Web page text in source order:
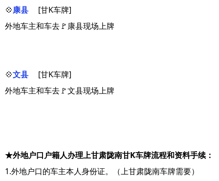
💠康县
[甘K车牌]
外地车主和车去🚩康县现场上牌
💠文县
[甘K车牌]
外地车主和车去🚩文县现场上牌
★外地户口户籍人办理上甘肃陇南甘K车牌流程和资料手续：
1.外地户口的车主本人身份证。（上甘肃陇南车牌需要）